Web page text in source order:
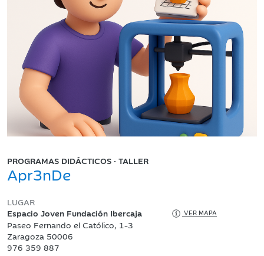
PROGRAMAS DIDÁCTICOS · TALLER
Apr3nDe
LUGAR
Espacio Joven Fundación Ibercaja
VER MAPA
Paseo Fernando el Católico, 1-3
Zaragoza 50006
976 359 887